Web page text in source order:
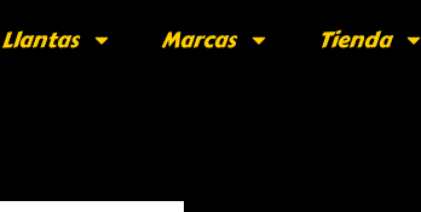
Llantas Marcas Tienda